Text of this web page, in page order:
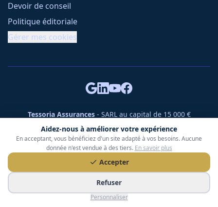
Aidez-nous à améliorer votre expérience
En acceptant, vous bénéficiez d'un site adapté à vos besoins. Aucune
donnée n'est vendue à des tiers. En savoir plus
Accepter
Refuser
Personnaliser
Devoir de conseil
Politique éditoriale
Gérer mes cookies
Tessoria Assurances- SARL au capital de 15 000 €
ORIAS n° 25007309 - RCS 990 206 179 - Membre du réseau
360 Courtage
RC Pro : Klarity - Contrat n° CCOUK000785
49 chemin des Gardettes Sine, 06570 Saint-Paul-de-Vence
© Tessoria Assurances. Tous droits réservés.